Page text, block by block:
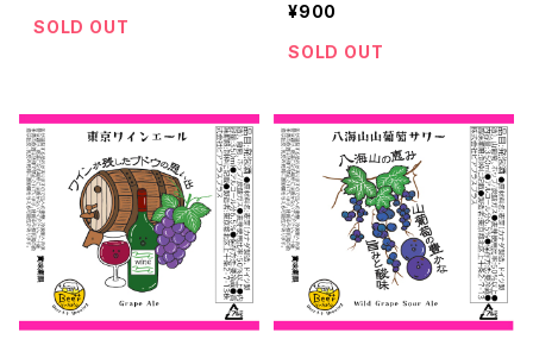
SOLD OUT
¥900
SOLD OUT